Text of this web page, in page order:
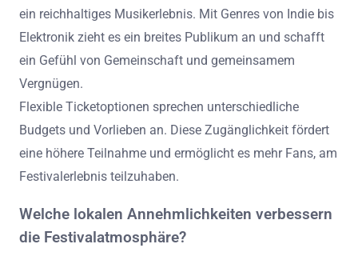
ein reichhaltiges Musikerlebnis. Mit Genres von Indie bis
Elektronik zieht es ein breites Publikum an und schafft
ein Gefühl von Gemeinschaft und gemeinsamem
Vergnügen.
Flexible Ticketoptionen sprechen unterschiedliche
Budgets und Vorlieben an. Diese Zugänglichkeit fördert
eine höhere Teilnahme und ermöglicht es mehr Fans, am
Festivalerlebnis teilzuhaben.
Welche lokalen Annehmlichkeiten verbessern
die Festivalatmosphäre?